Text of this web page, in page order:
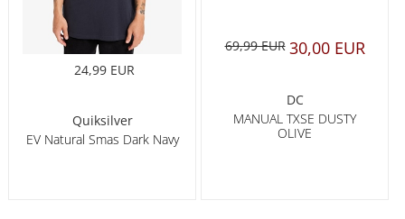
24,99 EUR
Quiksilver
EV Natural Smas Dark Navy
69,99 EUR 30,00 EUR
DC
MANUAL TXSE DUSTY
OLIVE